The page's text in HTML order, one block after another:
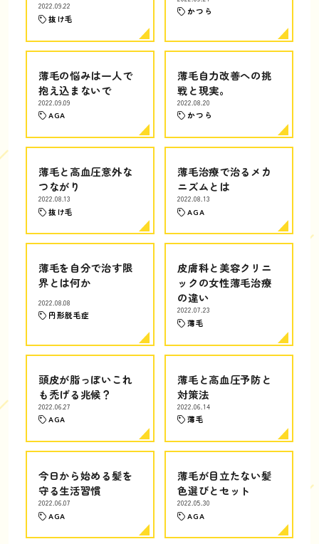
2022.09.22
抜け毛
かつら
薄毛の悩みは一人で
抱え込まないで
2022.09.09
AGA
薄毛自力改善への挑
戦と現実。
2022.08.20
かつら
薄毛と高血圧意外な
つながり
2022.08.13
抜け毛
薄毛治療で治るメカ
ニズムとは
2022.08.13
AGA
薄毛を自分で治す限
界とは何か
2022.08.08
円形脱毛症
皮膚科と美容クリニ
ックの女性薄毛治療
の違い
2022.07.23
薄毛
頭皮が脂っぽいこれ
も禿げる兆候？
2022.06.27
AGA
薄毛と高血圧予防と
対策法
2022.06.14
薄毛
今日から始める髪を
守る生活習慣
2022.06.07
AGA
薄毛が目立たない髪
色選びとセット
2022.05.30
AGA